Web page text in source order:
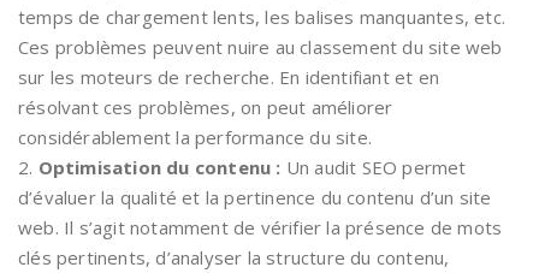
temps de chargement lents, les balises manquantes, etc.
Ces problèmes peuvent nuire au classement du site web
sur les moteurs de recherche. En identifiant et en
résolvant ces problèmes, on peut améliorer
considérablement la performance du site.
2. Optimisation du contenu : Un audit SEO permet
d’évaluer la qualité et la pertinence du contenu d’un site
web. Il s’agit notamment de vérifier la présence de mots
clés pertinents, d’analyser la structure du contenu,